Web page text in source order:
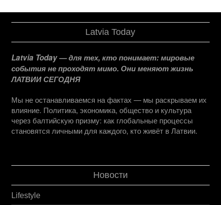
Latvia Today
Latvia Today — для тех, кто понимает: мировые
события не проходят мимо. Они меняют жизнь
ЛАТВИИ СЕГОДНЯ
Мы не останавливаемся на фактах — мы раскрываем их
влияние. Политика, экономика, общество и культура
через балтийскую призму: как глобальные процессы
становятся личными для каждого, кто живёт в Латвии.
Новости
Lifestyle